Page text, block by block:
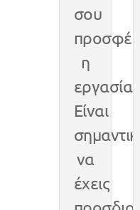
σου
η
εργασία.
Είναι
σημαντικό
να
έχεις